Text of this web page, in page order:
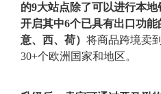
的9大站点除了可以进行本
开启其中6个已具有出口功能
意、西、荷） 将商品跨境卖
30+个欧洲国家和地区。